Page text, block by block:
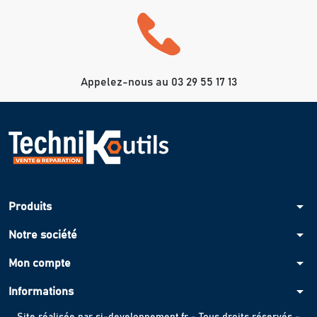
Appelez-nous au 03 29 55 17 13
Produits arrow_drop_down
Notre société arrow_drop_down
Mon compte arrow_drop_down
Informations arrow_drop_down